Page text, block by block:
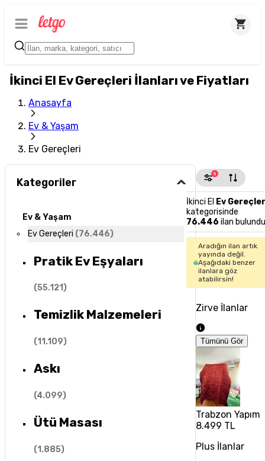
İkinci El Ev Gereçleri İlanları ve Fiyatları
Anasayfa
Ev & Yaşam
Ev Gereçleri
Kategoriler
Ev & Yaşam
Ev Gereçleri (76.446)
Pratik Ev Eşyaları
(55.121)
Temizlik Malzemeleri
(11.109)
Askı
(4.099)
Ütü Masası
(1.885)
1
İkinci El Ev
kategorisinde
76.446 ilan
Aradığın ilan artık
yayında değil.
Aşağıdaki benzer
ilanlara göz
atabilirsin!
Zirve İlanlar
Tümünü Gör
Trabzon
8.499 TL
Plus İlanlar